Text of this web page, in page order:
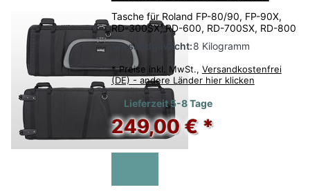
Tasche für Roland FP-80/90, FP-90X,
RD-300SX, RD-600, RD-700SX, RD-800
Versandgewicht:8 Kilogramm
* Preise inkl. MwSt., Versandkostenfrei
(DE) - andere Länder hier klicken
Lieferzeit 5-8 Tage
249,00 € *